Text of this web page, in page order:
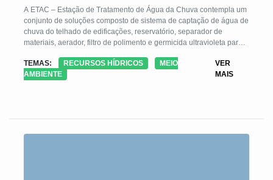
A ETAC – Estação de Tratamento de Água da Chuva contempla um
conjunto de soluções composto de sistema de captação de água de
chuva do telhado de edificações, reservatório, separador de
materiais, aerador, filtro de polimento e germicida ultravioleta para
das impurezas.
TEMAS: RECURSOS HÍDRICOS
MEIO
AMBIENTE
VER
MAIS